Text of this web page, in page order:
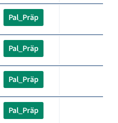
Pal_Präp
Pal_Präp
Pal_Präp
Pal_Präp